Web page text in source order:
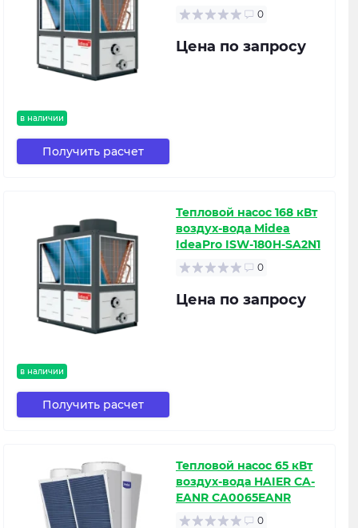
в наличии
0
Цена по запросу
Получить расчет
в наличии
Тепловой насос 168 кВт
воздух-вода Midea
IdeaPro ISW-180H-SA2N1
0
Цена по запросу
Получить расчет
Тепловой насос 65 кВт
воздух-вода HAIER CA-
EANR CA0065EANR
0